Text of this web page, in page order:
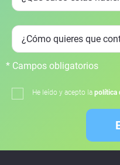
* Campos obligatorios
He leído y acepto la política